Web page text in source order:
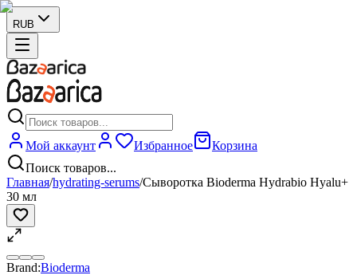
RUB
Мой аккаунт Избранное
Корзина
Поиск товаров...
Главная/hydrating-serums/Сыворотка Bioderma Hydrabio Hyalu+
30 мл
Brand:Bioderma